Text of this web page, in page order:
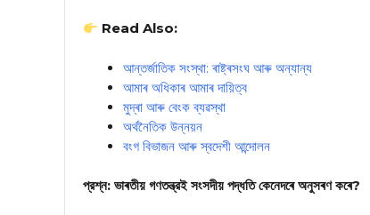
Read Also:
আন্তৰ্জাতিক সংস্থা: ৰাষ্ট্ৰসংঘ আৰু অন্যান্য
আমাৰ অধিকাৰ আমাৰ দায়িত্ব
মুদ্ৰা আৰু বেংক ব্যৱস্থা
অৰ্থনৈতিক উন্নয়ন
বংগ বিভাজন আৰু স্বদেশী আন্দোলন
প্রশ্ন: ভাৰতীয় গণতন্ত্রই সংসদীয় পদ্ধতি কেনেদৰে অনুসৰণ কৰে?